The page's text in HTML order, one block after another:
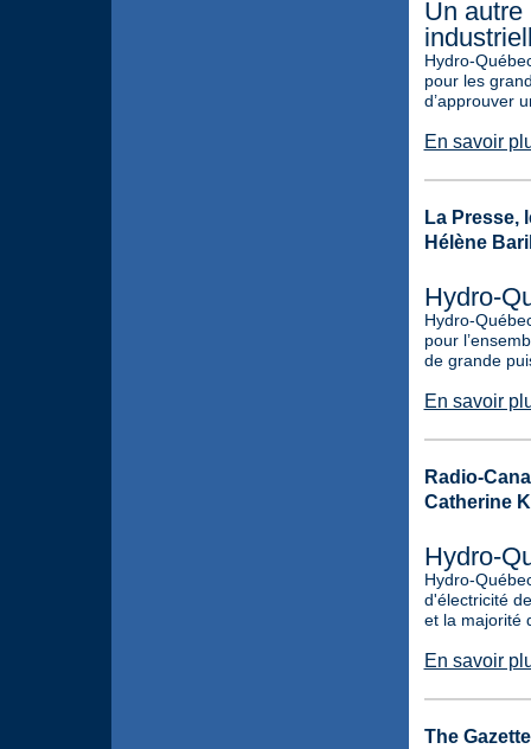
Un autre
Hydro-
pour les
d’approuver
En savoir
La Presse,
Hélène
Hydro-
Hydro-
pour
de grande
En savoir
Radio-
Catherine
Hydro-
Hydro-
d'électricité
et la majorité
En savoir
The